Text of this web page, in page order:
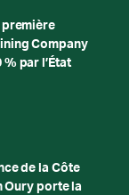
première
Company
% par l’État
de la Côte
Oury porte la